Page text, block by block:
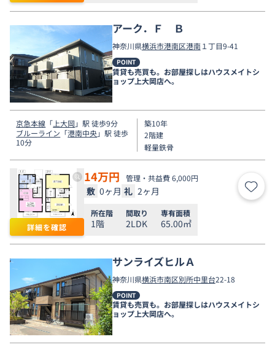
アーク．Ｆ Ｂ
神奈川県横浜市港南区港南１丁目9-41
POINT
賃貸も売買も。お部屋探しはハウスメイトシ
ョップ上大岡店へ。
京急本線 「 上大岡 」駅 徒歩9分
ブルーライン 「港南中央」駅 徒歩
10分
築10年
2階建
軽量鉄骨
詳細を確認
14万円 管理・共益費 6,000円
敷 0ヶ月 礼 2ヶ月 お気
所在階
1階
間取り
2LDK
専有面積
65.00㎡
サンライズヒルＡ
神奈川県横浜市南区別所中里台22-18
POINT
賃貸も売買も。お部屋探しはハウスメイトシ
ョップ上大岡店へ。